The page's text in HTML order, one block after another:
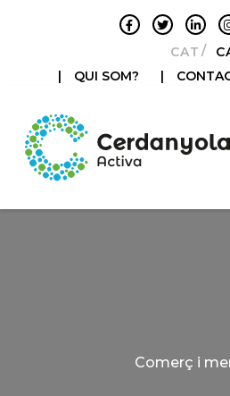
CATALÀ
|
QUI SOM? |
Comerç i